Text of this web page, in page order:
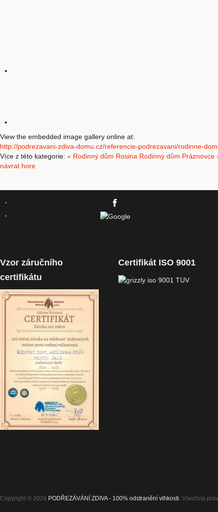
View the embedded image gallery online at:
http://podrezavani-zdiva-domu.cz/referencie-podrezavani/rodinne-
Více z této kategorie: « Rodinný dům Rosina Rodinný dům Práznovce
návrat hore
Vzor záručního
certifikátu
Certifikát ISO 9001
Copyright © 2026 PODŘEZÁVÁNÍ ZDIVA - 100% odstranění vlhkosti. Všechna